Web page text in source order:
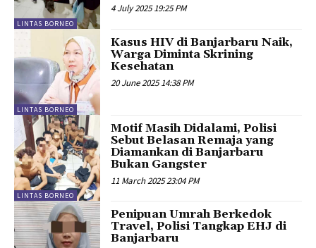
LINTAS BORNEO
4 July 2025 19:25 PM
LINTAS BORNEO
Kasus HIV di Banjarbaru Naik,
Warga Diminta Skrining
Kesehatan
20 June 2025 14:38 PM
LINTAS BORNEO
Motif Masih Didalami, Polisi
Sebut Belasan Remaja yang
Diamankan di Banjarbaru
Bukan Gangster
11 March 2025 23:04 PM
Penipuan Umrah Berkedok
Travel, Polisi Tangkap EHJ di
Banjarbaru